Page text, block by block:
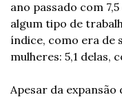
ano passado com
algum tipo de
índice, como era de
mulheres: 5,1 delas,
Apesar da